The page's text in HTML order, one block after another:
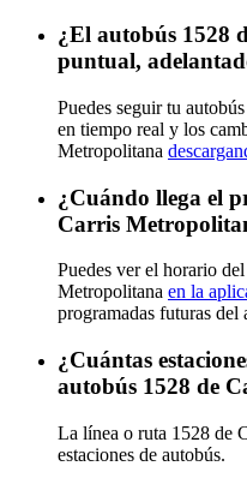
¿El autobús 1528
puntual,
Puedes seguir tu
en tiempo real y los
Metropolitana
¿Cuándo llega el
Carris
Puedes ver el horario
Metropolitana en la
programadas futuras del
¿Cuántas
autobús 1528 de
La línea o ruta 1528 de
estaciones de autobús.